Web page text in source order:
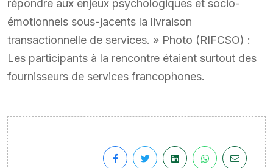
répondre aux enjeux psychologiques et socio-
émotionnels sous-jacents la livraison
transactionnelle de services. » Photo (RIFCSO) :
Les participants à la rencontre étaient surtout des
fournisseurs de services francophones.